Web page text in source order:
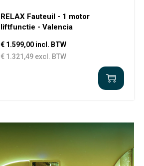
RELAX Fauteuil - 1 motor
liftfunctie - Valencia
€ 1.599,00 incl. BTW
€ 1.321,49 excl. BTW